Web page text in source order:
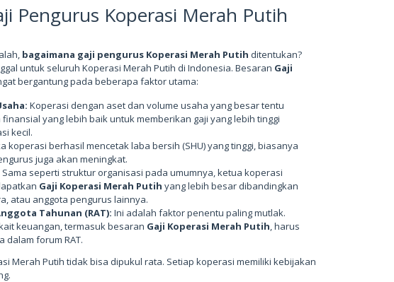
Pengurus Koperasi Merah Putih
bagaimana gaji pengurus Koperasi Merah Putih ditentukan?
untuk seluruh Koperasi Merah Putih di Indonesia. Besaran Gaji
bergantung pada beberapa faktor utama:
Koperasi dengan aset dan volume usaha yang besar tentu
yang lebih baik untuk memberikan gaji yang lebih tinggi
kecil.
koperasi berhasil mencetak laba bersih (SHU) yang tinggi, biasanya
juga akan meningkat.
Sama seperti struktur organisasi pada umumnya, ketua koperasi
Gaji Koperasi Merah Putih yang lebih besar dibandingkan
atau anggota pengurus lainnya.
Tahunan (RAT): Ini adalah faktor penentu paling mutlak.
keuangan, termasuk besaran Gaji Koperasi Merah Putih, harus
dalam forum RAT.
Merah Putih tidak bisa dipukul rata. Setiap koperasi memiliki kebijakan